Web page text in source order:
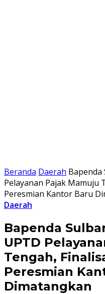
Beranda Daerah Bapenda
Pelayanan Pajak Mamuju
Peresmian Kantor Baru
Daerah
Bapenda
UPTD
Tengah,
Peresmian
Dimatangkan